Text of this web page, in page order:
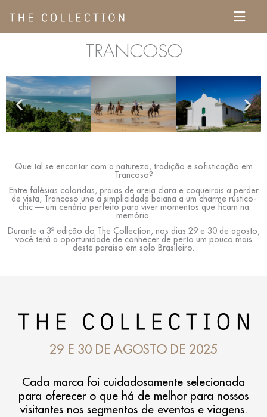
para
o
Menu
TRANCOSO
Que tal se encantar com a natureza, tradição e sofisticação em
Trancoso?
Entre falésias coloridas, praias de areia clara e coqueirais a perder
de vista, Trancoso une a simplicidade baiana a um charme rústico-
chic — um cenário perfeito para viver momentos que ficam na
memória.
Durante a 3ª edição do The Collection, nos dias 29 e 30 de agosto,
você terá a oportunidade de conhecer de perto um pouco mais
deste paraíso em solo Brasileiro.
29 E 30 DE AGOSTO DE 2025
Cada marca foi cuidadosamente selecionada
para oferecer o que há de melhor para nossos
visitantes nos segmentos de eventos e viagens.